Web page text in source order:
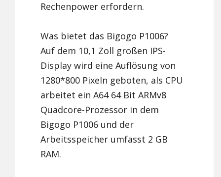
Rechenpower erfordern.
Was bietet das Bigogo P1006?
Auf dem 10,1 Zoll großen IPS-
Display wird eine Auflösung von
1280*800 Pixeln geboten, als CPU
arbeitet ein A64 64 Bit ARMv8
Quadcore-Prozessor in dem
Bigogo P1006 und der
Arbeitsspeicher umfasst 2 GB
RAM.